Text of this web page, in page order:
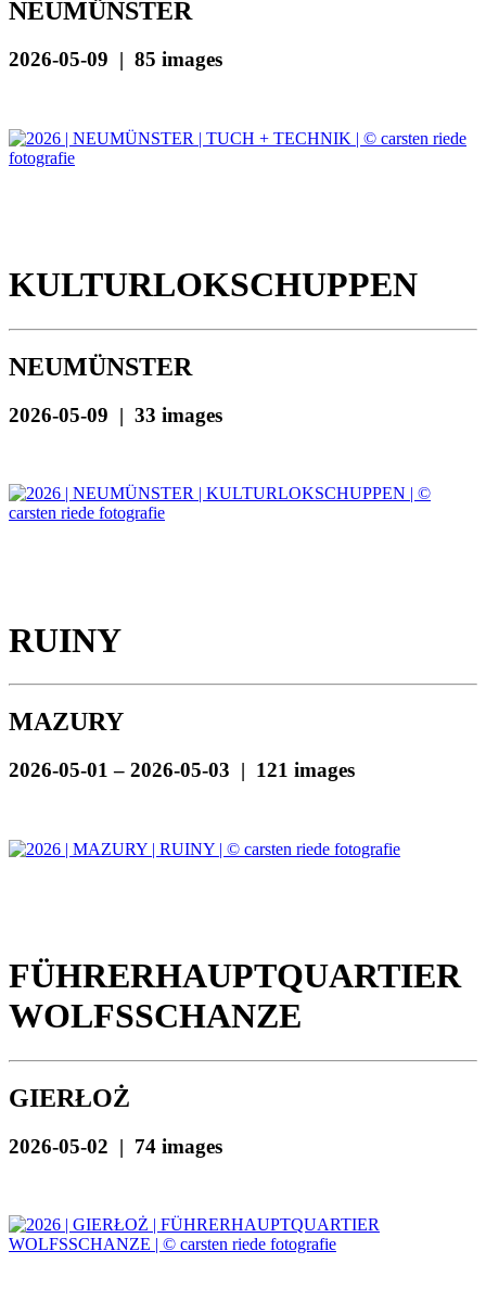
NEUMÜNSTER
2026-05-09 | 85 images
KULTURLOKSCHUPPEN
NEUMÜNSTER
2026-05-09 | 33 images
RUINY
MAZURY
2026-05-01 – 2026-05-03 | 121 images
FÜHRERHAUPTQUARTIER
WOLFSSCHANZE
GIERŁOŻ
2026-05-02 | 74 images